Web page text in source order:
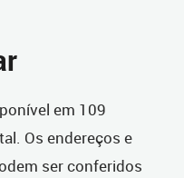
em 109
Os endereços e
ser conferidos